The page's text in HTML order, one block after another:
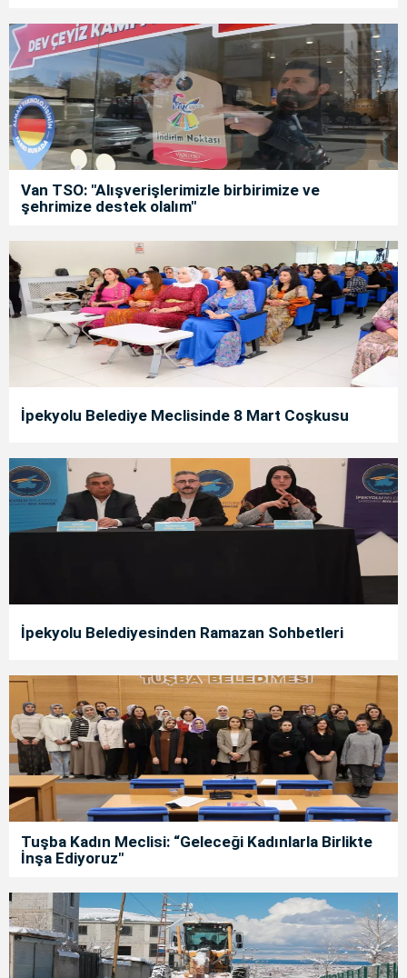
Van TSO: "Alışverişlerimizle birbirimize ve
şehrimize destek olalım"
İpekyolu Belediye Meclisinde 8 Mart Coşkusu
İpekyolu Belediyesinden Ramazan Sohbetleri
Tuşba Kadın Meclisi: “Geleceği Kadınlarla Birlikte
İnşa Ediyoruz"